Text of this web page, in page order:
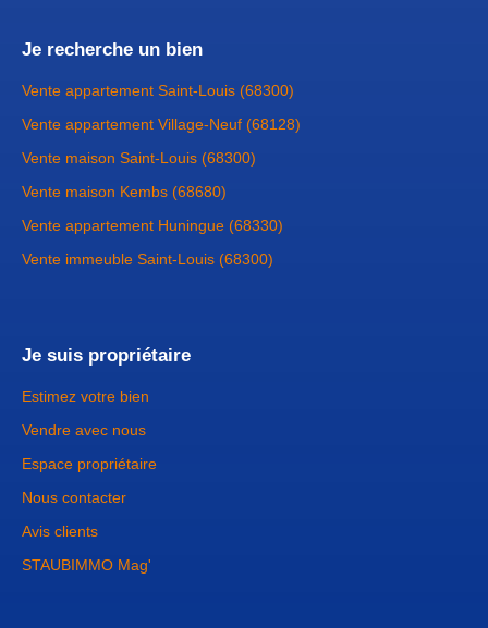
Je recherche un bien
Vente appartement Saint-Louis (68300)
Vente appartement Village-Neuf (68128)
Vente maison Saint-Louis (68300)
Vente maison Kembs (68680)
Vente appartement Huningue (68330)
Vente immeuble Saint-Louis (68300)
Je suis propriétaire
Estimez votre bien
Vendre avec nous
Espace propriétaire
Nous contacter
Avis clients
STAUBIMMO Mag'